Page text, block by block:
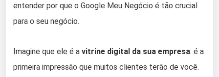
entender por que o Google Meu Negócio é tão crucial
para o seu negócio.
Imagine que ele é a vitrine digital da sua empresa: é a
primeira impressão que muitos clientes terão de você.